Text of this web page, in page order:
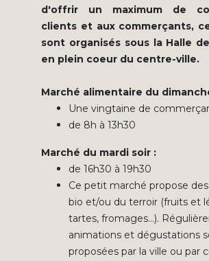
d'offrir un maximum de
clients et aux commerçants,
sont organisés sous la Halle
en plein coeur du centre-ville.
Marché alimentaire du
Une vingtaine de
de 8h à 13h30
Marché du mardi soir :
de 16h30 à 19h30
Ce petit marché propose
bio et/ou du terroir (fruits et
tartes, fromages...).
animations et dégustations
proposées par la ville ou par